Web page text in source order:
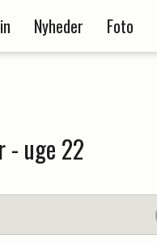
Nyheder Foto
- uge 22